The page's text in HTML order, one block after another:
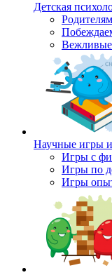
Детская
Вежливые
Научные игры
Игры с
Игры по
Игры